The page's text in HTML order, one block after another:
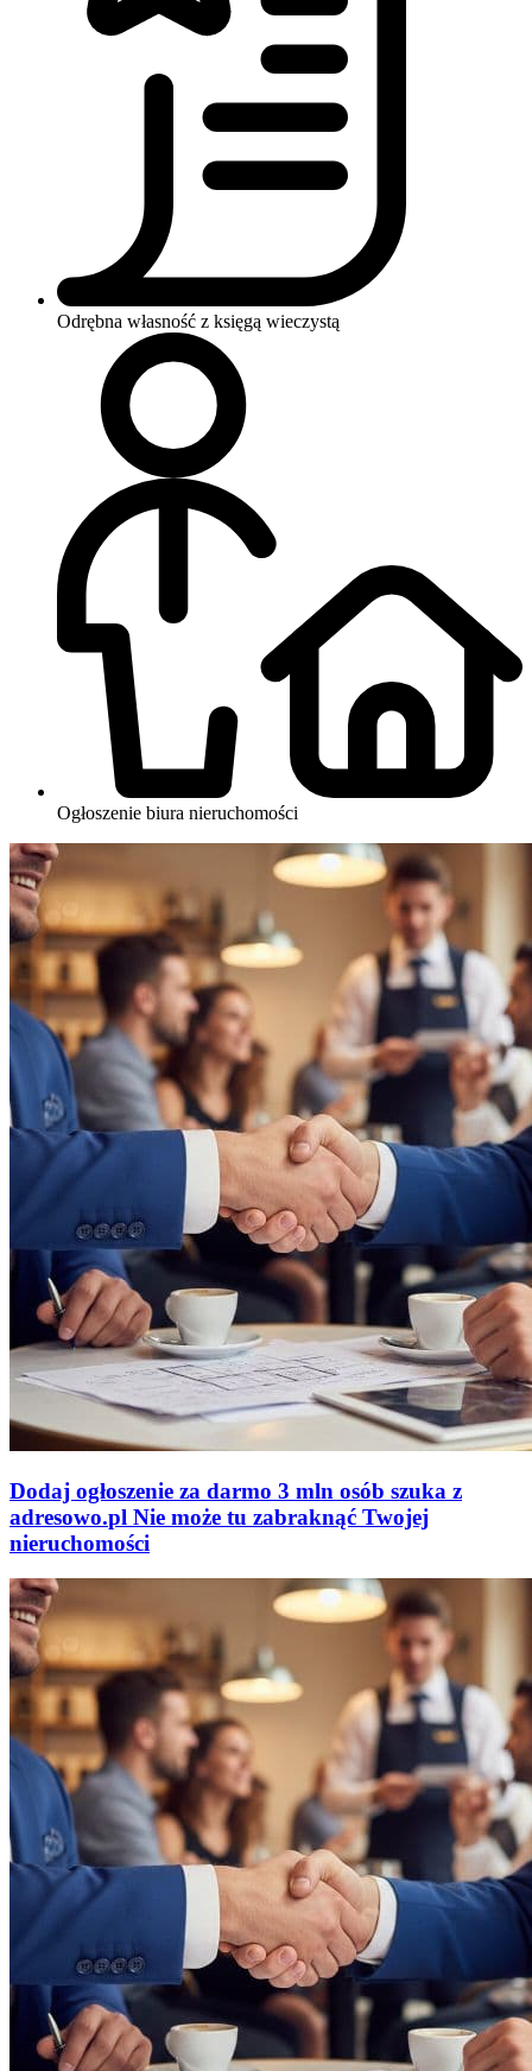
Odrębna własność z księgą wieczystą
Ogłoszenie biura nieruchomości
Dodaj ogłoszenie za darmo 3 mln osób szuka z
adresowo.pl Nie może tu zabraknąć Twojej
nieruchomości